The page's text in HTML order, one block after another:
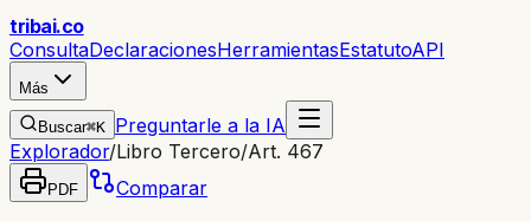
tribai.co
ConsultaDeclaracionesHerramientasEstatutoAPI
Más
Buscar⌘K Preguntarle a la IA
Explorador/Libro Tercero/Art. 467
PDF Comparar